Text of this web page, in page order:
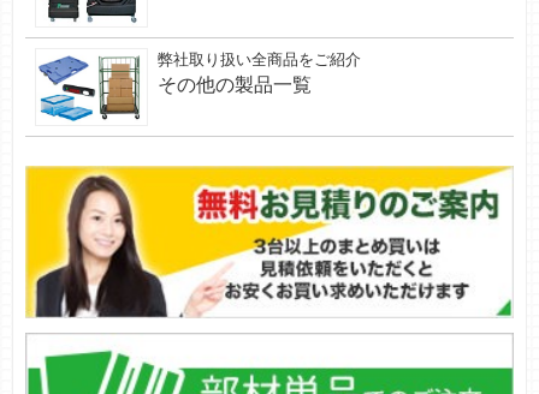
弊社取り扱い全商品をご紹介
その他の製品一覧